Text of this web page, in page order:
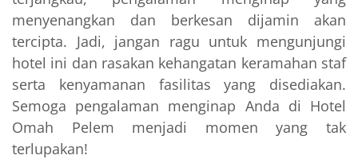
menyenangkan dan berkesan dijamin akan
tercipta. Jadi, jangan ragu untuk mengunjungi
hotel ini dan rasakan kehangatan keramahan staf
serta kenyamanan fasilitas yang disediakan.
Semoga pengalaman menginap Anda di Hotel
Omah Pelem menjadi momen yang tak
terlupakan!